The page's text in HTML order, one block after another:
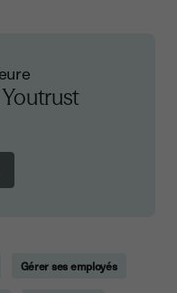
Gérer ses employés